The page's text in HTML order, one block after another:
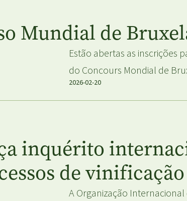
Mundial de
Estão abertas as inscrições
do Concours Mondial de
2026-02-20
inquérito
de vinificação
A Organização